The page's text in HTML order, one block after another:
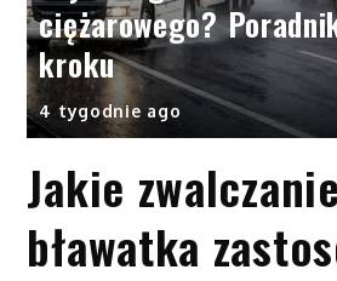
ciężarowego?
kroku
4 tygodnie ago
Jakie
bławatka